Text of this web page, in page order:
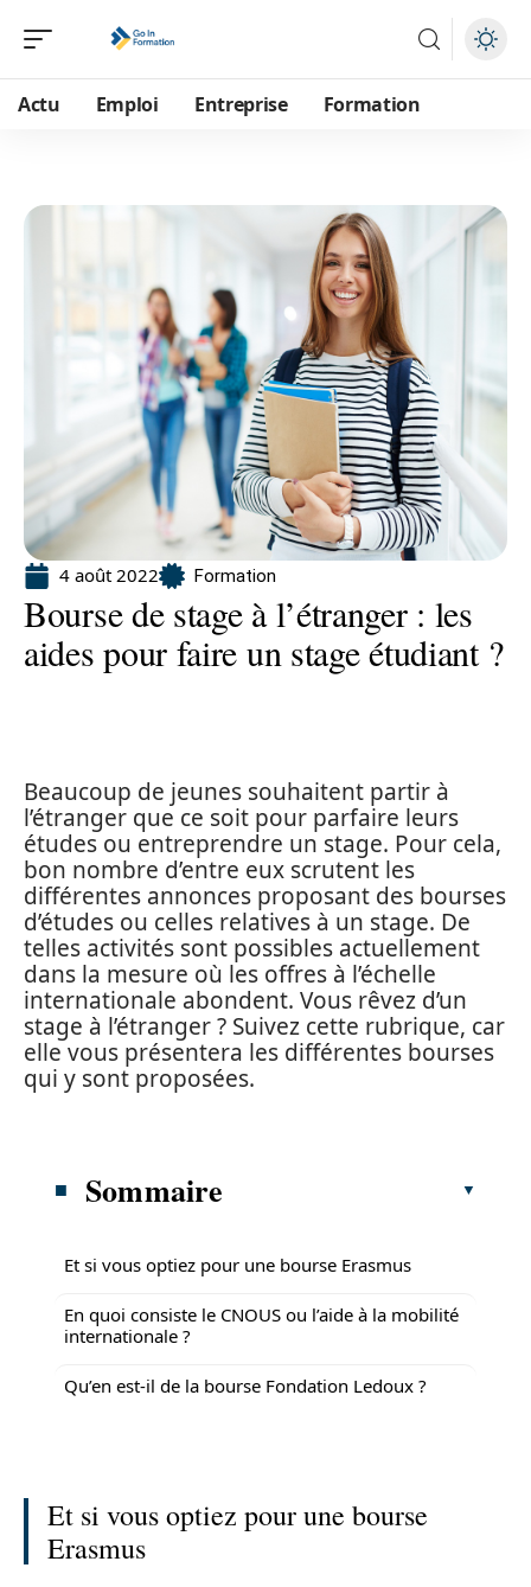
Actu Emploi Entreprise Formation
4 août 2022 Formation
Bourse de stage à l’étranger : les
aides pour faire un stage étudiant ?
Beaucoup de jeunes souhaitent partir à
l’étranger que ce soit pour parfaire leurs
études ou entreprendre un stage. Pour cela,
bon nombre d’entre eux scrutent les
différentes annonces proposant des bourses
d’études ou celles relatives à un stage. De
telles activités sont possibles actuellement
dans la mesure où les offres à l’échelle
internationale abondent. Vous rêvez d’un
stage à l’étranger ? Suivez cette rubrique, car
elle vous présentera les différentes bourses
qui y sont proposées.
Sommaire
Et si vous optiez pour une bourse Erasmus
En quoi consiste le CNOUS ou l’aide à la mobilité
internationale ?
Qu’en est-il de la bourse Fondation Ledoux ?
Et si vous optiez pour une bourse
Erasmus